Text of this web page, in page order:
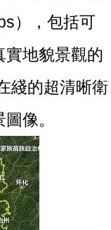
），包括可
實地貌景觀的
綫的超清晰衛
像。